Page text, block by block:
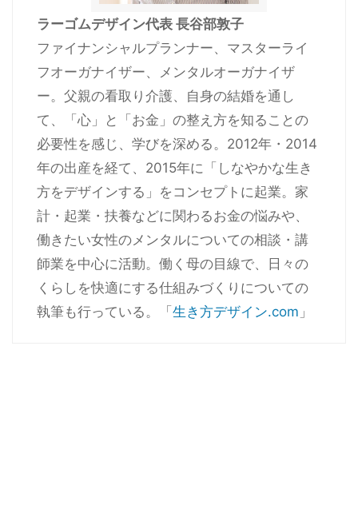
ラーゴムデザイン代表 長谷部敦子
ファイナンシャルプランナー、マスターライ
フオーガナイザー、メンタルオーガナイザ
ー。父親の看取り介護、自身の結婚を通し
て、「心」と「お金」の整え方を知ることの
必要性を感じ、学びを深める。2012年・2014
年の出産を経て、2015年に「しなやかな生き
方をデザインする」をコンセプトに起業。家
計・起業・扶養などに関わるお金の悩みや、
働きたい女性のメンタルについての相談・講
師業を中心に活動。働く母の目線で、日々の
くらしを快適にする仕組みづくりについての
執筆も行っている。「 生き方デザイン.com 」